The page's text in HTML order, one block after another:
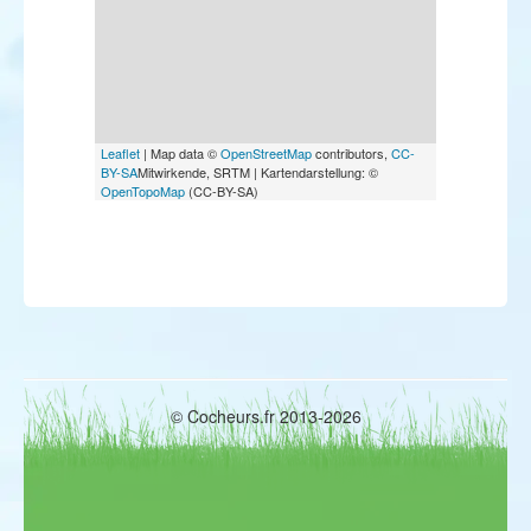
Leaflet | Map data ©OpenStreetMapcontributors, CC-
BY-SAMitwirkende, SRTM | Kartendarstellung: ©
OpenTopoMap (CC-BY-SA)
© Cocheurs.fr 2013-2026